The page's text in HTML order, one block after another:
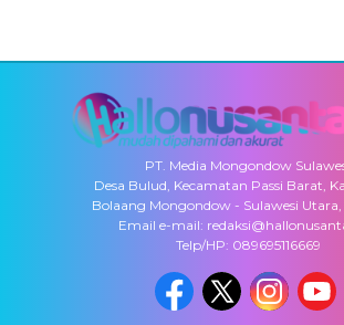
PT. Media Mongondow
Desa Bulud, Kecamatan Passi Barat,
Bolaang Mongondow - Sulawesi Utara,
Email e-mail:
Telp/HP: 089695116669